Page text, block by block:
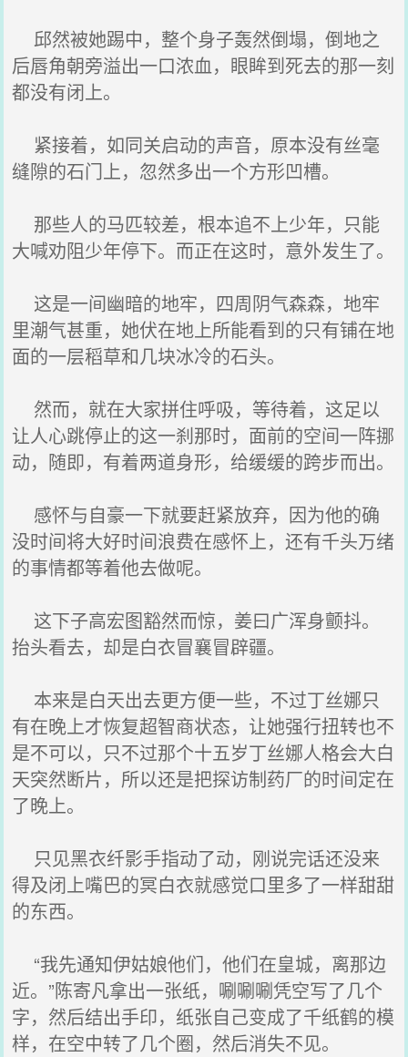
邱然被她踢中，整个身子轰然倒塌，倒地之
后唇角朝旁溢出一口浓血，眼眸到死去的那一刻
都没有闭上。
紧接着，如同关启动的声音，原本没有丝毫
缝隙的石门上，忽然多出一个方形凹槽。
那些人的马匹较差，根本追不上少年，只能
大喊劝阻少年停下。而正在这时，意外发生了。
这是一间幽暗的地牢，四周阴气森森，地牢
里潮气甚重，她伏在地上所能看到的只有铺在地
面的一层稻草和几块冰冷的石头。
然而，就在大家拼住呼吸，等待着，这足以
让人心跳停止的这一刹那时，面前的空间一阵挪
动，随即，有着两道身形，给缓缓的跨步而出。
感怀与自豪一下就要赶紧放弃，因为他的确
没时间将大好时间浪费在感怀上，还有千头万绪
的事情都等着他去做呢。
这下子高宏图豁然而惊，姜曰广浑身颤抖。
抬头看去，却是白衣冒襄冒辟疆。
本来是白天出去更方便一些，不过丁丝娜只
有在晚上才恢复超智商状态，让她强行扭转也不
是不可以，只不过那个十五岁丁丝娜人格会大白
天突然断片，所以还是把探访制药厂的时间定在
了晚上。
只见黑衣纤影手指动了动，刚说完话还没来
得及闭上嘴巴的冥白衣就感觉口里多了一样甜甜
的东西。
“我先通知伊姑娘他们，他们在皇城，离那边
近。”陈寄凡拿出一张纸，唰唰唰凭空写了几个
字，然后结出手印，纸张自己变成了千纸鹤的模
样，在空中转了几个圈，然后消失不见。